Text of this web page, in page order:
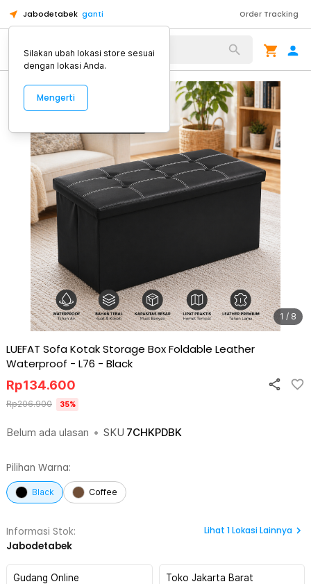
Jabodetabek ganti Order Tracking
Alat Kopi
1 / 8
LUEFAT Sofa Kotak Storage Box Foldable Leather
Waterproof - L76 - Black
Belum ada ulasan • SKU 7CHKPDBK
Rp134.600
Rp206.900 35%
Pilihan Warna:
Black Coffee
Informasi Stok:
Jabodetabek
Lihat 1Lokasi Lainnya
Gudang Online Toko Jakarta Barat
Silakan ubah lokasi store sesuai
dengan lokasi Anda.
Mengerti